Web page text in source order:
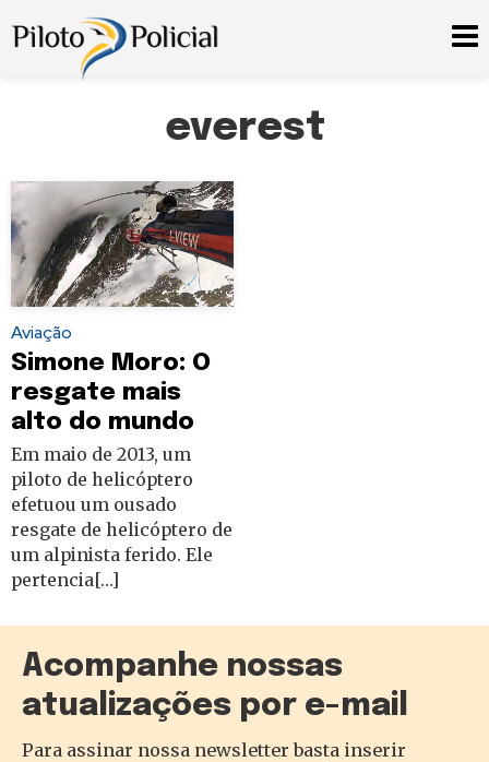
everest
Aviação
Simone Moro: O
resgate mais
alto do mundo
Em maio de 2013, um
piloto de helicóptero
efetuou um ousado
resgate de helicóptero de
um alpinista ferido. Ele
pertencia[…]
Acompanhe nossas
atualizações por e-mail
Para assinar nossa newsletter basta inserir